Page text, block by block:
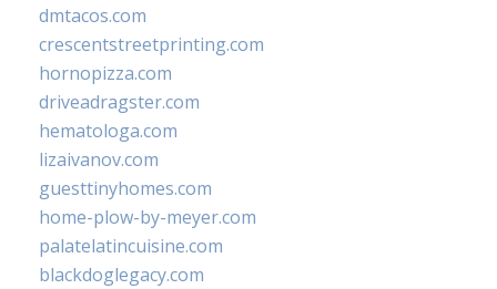
dmtacos.com
crescentstreetprinting.com
hornopizza.com
driveadragster.com
hematologa.com
lizaivanov.com
guesttinyhomes.com
home-plow-by-meyer.com
palatelatincuisine.com
blackdoglegacy.com